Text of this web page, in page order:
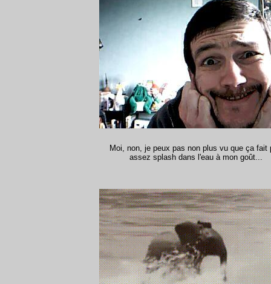
Moi, non, je peux pas non plus vu que ça fait
assez splash dans l'eau à mon goût...